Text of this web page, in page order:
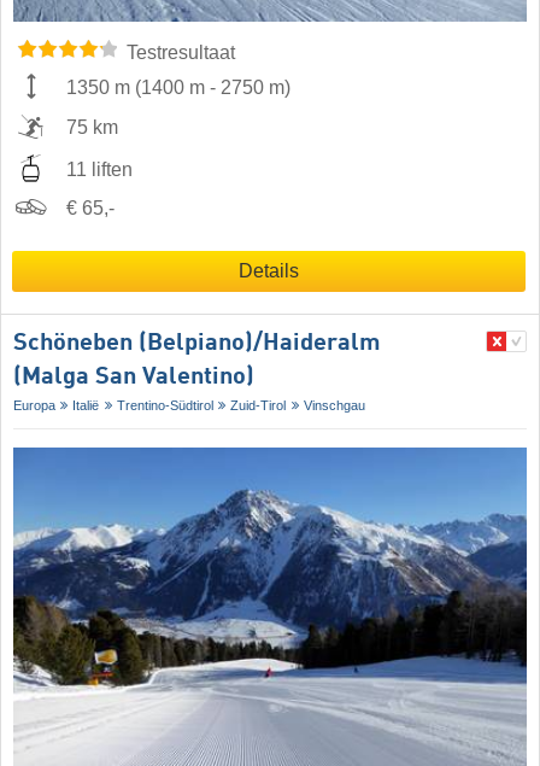
Testresultaat
1350 m (1400 m - 2750 m)
75 km
11 liften
€ 65,-
Details
Schöneben (Belpiano)/​Haideralm
(Malga San Valentino)
Europa Italië Trentino-Südtirol Zuid-Tirol Vinschgau